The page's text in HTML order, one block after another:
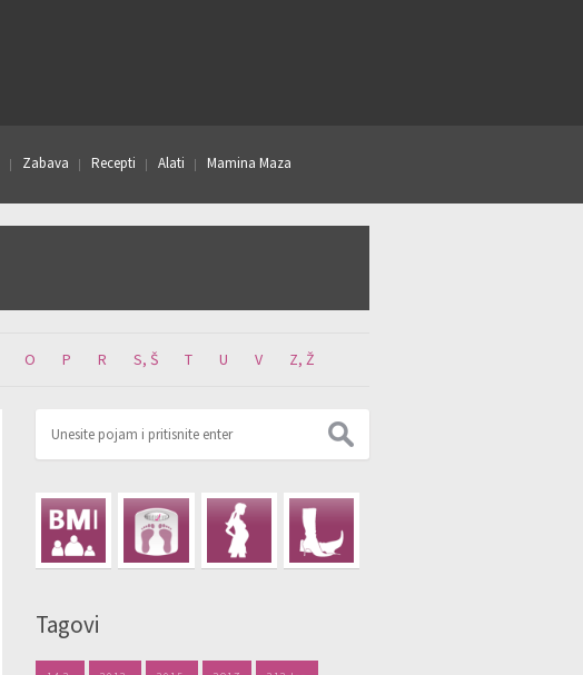
Zabava Recepti Alati Mamina Maza
O P R S, Š T U V Z, Ž
Tagovi